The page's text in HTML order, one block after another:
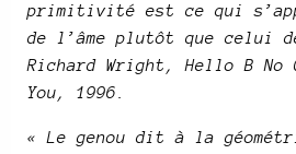
primitivité est ce qui
de l’âme plutôt que celui
Richard Wright, Hello B No
You, 1996.
« Le genou dit à la